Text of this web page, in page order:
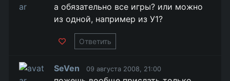
а обязательно все игры? или можно
из одной, например из У1?
Ответить
SeVen 09 августа 2008, 21:00